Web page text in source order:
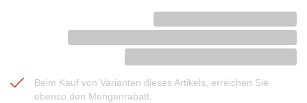
Beim Kauf von Varianten dieses Artikels, erreichen Sie
ebenso den Mengenrabatt.